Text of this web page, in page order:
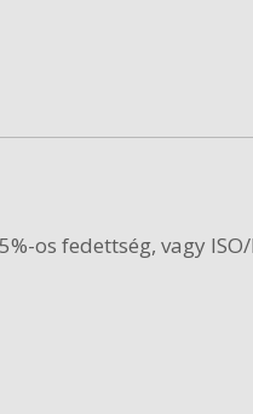
os fedettség, vagy ISO/